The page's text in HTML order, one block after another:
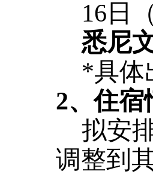
16日
悉尼
*具体
2、住宿
拟安
调整到